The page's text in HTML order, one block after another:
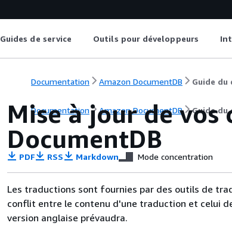
Guides de service Outils pour développeurs
Documentation Amazon DocumentDB Guide du
Documentation Amazon DocumentDB Guide du
Mise à jour de vos
DocumentDB
PDF RSS Markdown Mode concentration
Les traductions sont fournies par des outils de
conflit entre le contenu d'une traduction et celui
version anglaise prévaudra.